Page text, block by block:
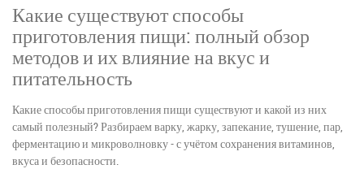
Какие существуют способы
приготовления пищи: полный обзор
методов и их влияние на вкус и
питательность
Какие способы приготовления пищи существуют и какой из них
самый полезный? Разбираем варку, жарку, запекание, тушение, пар,
ферментацию и микроволновку - с учётом сохранения витаминов,
вкуса и безопасности.